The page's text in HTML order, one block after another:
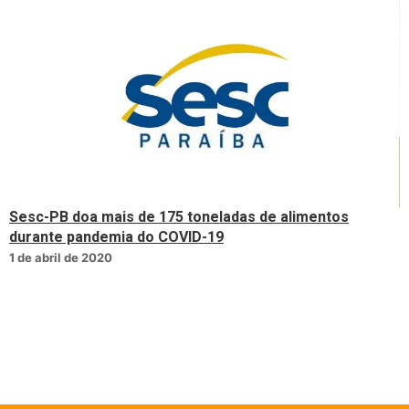
Sesc-PB doa mais de 175 toneladas de alimentos
durante pandemia do COVID-19
1 de abril de 2020